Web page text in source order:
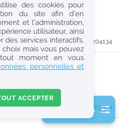
France d'outre-mer
#204134
(H/F)
#203339
2 filtre(s) actifs
des cookies pour
du site afin d’en
et l’administration,
utilisateur, ainsi
des services interactifs.
mais vous pouvez
moment en vous
personnelles et
ACCEPTER